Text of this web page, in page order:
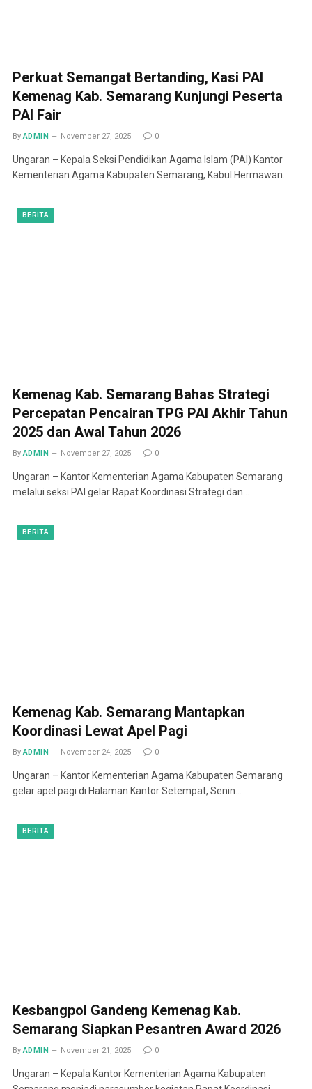
Perkuat Semangat Bertanding, Kasi PAI
Kemenag Kab. Semarang Kunjungi Peserta
PAI Fair
By ADMIN November 27, 2025 0
Ungaran – Kepala Seksi Pendidikan Agama Islam (PAI) Kantor
Kementerian Agama Kabupaten Semarang, Kabul Hermawan…
BERITA
Kemenag Kab. Semarang Bahas Strategi
Percepatan Pencairan TPG PAI Akhir Tahun
2025 dan Awal Tahun 2026
By ADMIN November 27, 2025 0
Ungaran – Kantor Kementerian Agama Kabupaten Semarang
melalui seksi PAI gelar Rapat Koordinasi Strategi dan…
BERITA
Kemenag Kab. Semarang Mantapkan
Koordinasi Lewat Apel Pagi
By ADMIN November 24, 2025 0
Ungaran – Kantor Kementerian Agama Kabupaten Semarang
gelar apel pagi di Halaman Kantor Setempat, Senin…
BERITA
Kesbangpol Gandeng Kemenag Kab.
Semarang Siapkan Pesantren Award 2026
By ADMIN November 21, 2025 0
Ungaran – Kepala Kantor Kementerian Agama Kabupaten